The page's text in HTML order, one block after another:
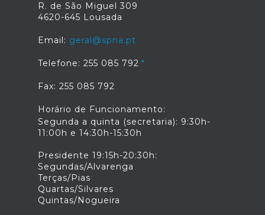
R. de São Miguel 309
4620-645 Lousada
Email: geral@spna.pt
Telefone: 255 085 792
Fax: 255 085 792
Horário de Funcionamento:
Segunda a quinta (secretaria): 9:30h-
11:00h e 14:30h-15:30h
Presidente 19:15h-20:30h:
Segundas/Alvarenga
Terças/Pias
Quartas/Silvares
Quintas/Nogueira